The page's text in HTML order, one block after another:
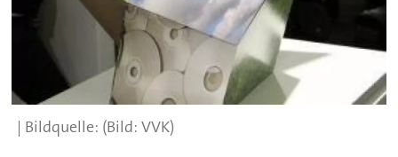
(Bild: VVK)